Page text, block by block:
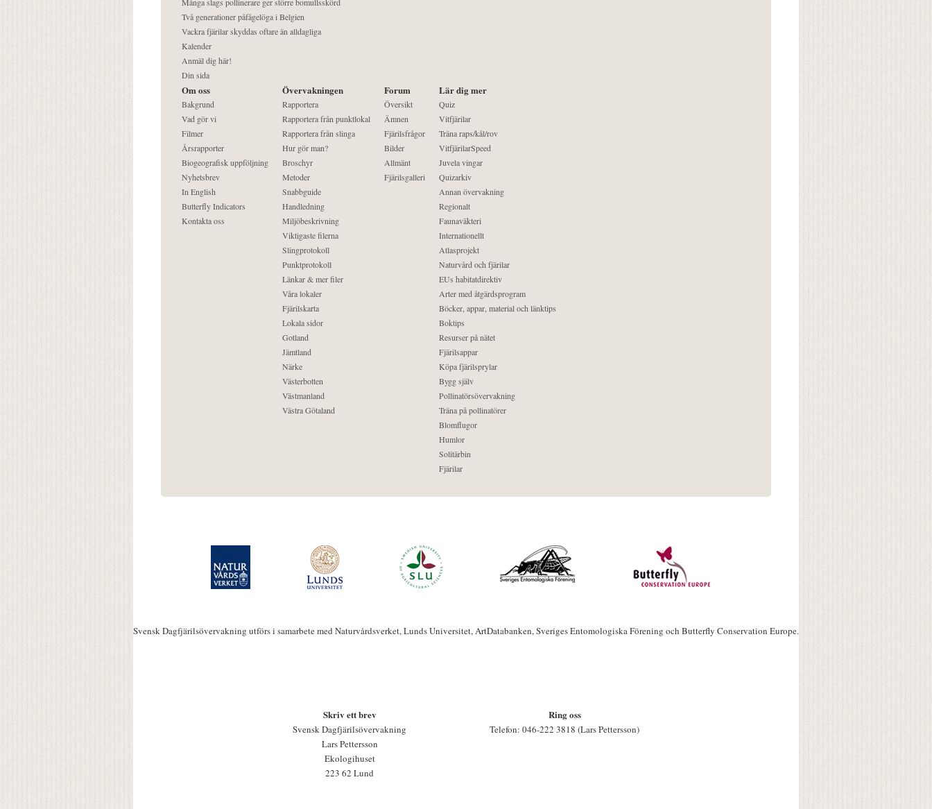
Många slags pollinerare ger större bomullsskörd
Två generationer påfågelöga i Belgien
Vackra fjärilar skyddas oftare än alldagliga
Kalender
Anmäl dig här!
Din sida
Om oss
Bakgrund
Vad gör vi
Filmer
Årsrapporter
Biogeografisk uppföljning
Nyhetsbrev
In English
Butterfly Indicators
Kontakta oss
Övervakningen
Rapportera
Rapportera från punktlokal
Rapportera från slinga
Hur gör man?
Broschyr
Metoder
Snabbguide
Handledning
Miljöbeskrivning
Viktigaste filerna
Slingprotokoll
Punktprotokoll
Länkar & mer filer
Våra lokaler
Fjärilskarta
Lokala sidor
Gotland
Jämtland
Närke
Västerbotten
Västmanland
Västra Götaland
Forum
Översikt
Ämnen
Fjärilsfrågor
Bilder
Allmänt
Fjärilsgalleri
Lär dig mer
Quiz
Vitfjärilar
Träna raps/kål/rov
VitfjärilarSpeed
Juvela vingar
Quizarkiv
Annan övervakning
Regionalt
Faunaväkteri
Internationellt
Atlasprojekt
Naturvård och fjärilar
EUs habitatdirektiv
Arter med åtgärdsprogram
Böcker, appar, material och länktips
Boktips
Resurser på nätet
Fjärilsappar
Köpa fjärilsprylar
Bygg själv
Pollinatörsövervakning
Träna på pollinatörer
Blomflugor
Humlor
Solitärbin
Fjärilar
Svensk Dagfjärilsövervakning utförs i samarbete med Naturvårdsverket, Lunds Universitet, ArtDatabanken, Sveriges Entomologiska Förening och Butterfly Conservation Europe.
Skriv ett brev
Svensk Dagfjärilsövervakning
Lars Pettersson
Ekologihuset
223 62 Lund
Ring oss
Telefon: 046-222 3818 (Lars Pettersson)